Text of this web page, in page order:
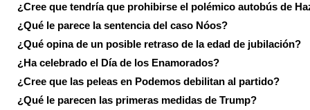
¿Cree que tendría que prohibirse el polémico autobús de
¿Qué le parece la sentencia del caso Nóos?
¿Qué opina de un posible retraso de la edad de jubilación?
¿Ha celebrado el Día de los Enamorados?
¿Cree que las peleas en Podemos debilitan al partido?
¿Qué le parecen las primeras medidas de Trump?